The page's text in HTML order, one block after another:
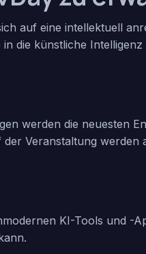
auf eine intellektuell
die künstliche
werden die neuesten
Veranstaltung
KI-Tools und -